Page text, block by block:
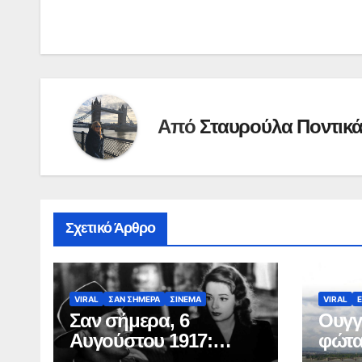
Από Σταυρούλα
Σχετικό Άρθρο
VIRAL ΣΑΝ ΣΗΜΕΡΑ ΣΙΝΕΜΑ
Σαν σήμερα, 6
Αυγούστου 1917:
VIRAL